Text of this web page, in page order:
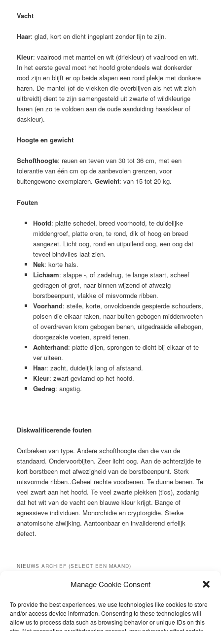
Manage Cookie Consent
To provide the best experiences, we use technologies like cookies to store
and/or access device information. Consenting to these technologies will
allow us to process data such as browsing behavior or unique IDs on this
Vacht
Haar: glad, kort en dicht ingeplant zonder fijn te zijn.
Kleur: vaalrood met mantel en wit (driekleur) of vaalrood en wit.
In het eerste geval moet het hoofd grotendeels wat donkerder
rood zijn en blijft er op beide slapen een rond plekje met donkere
haren. De mantel (of de vlekken die overblijven als het wit zich
uitbreidt) dient te zijn samengesteld uit zwarte of wildkleurige
haren (en zo te voldoen aan de oude aanduiding haaskleur of
daskleur).
Hoogte en gewicht
Schofthoogte: reuen en teven van 30 tot 36 cm, met een
tolerantie van één cm op de aanbevolen grenzen, voor
buitengewone exemplaren.Gewicht: van 15 tot 20 kg.
Fouten
Hoofd: platte schedel, breed voorhoofd, te duidelijke
middengroef, platte oren, te rond, dik of hoog en breed
aangezet. Licht oog, rond en uitpuilend oog, een oog dat
teveel bindvlies laat zien.
Nek: korte hals.
Lichaam: slappe -, of zadelrug, te lange staart, scheef
gedragen of grof, naar binnen wijzend of afwezig
borstbeenpunt, vlakke of misvormde ribben.
Voorhand: steile, korte, onvoldoende gespierde schouders,
polsen die elkaar raken, naar buiten gebogen middenvoeten
of overdreven krom gebogen benen, uitgedraaide ellebogen,
doorgezakte voeten, spreid tenen.
Achterhand: platte dijen, sprongen te dicht bij elkaar of te
ver uiteen.
Haar: zacht, duidelijk lang of afstaand.
Kleur: zwart gevlamd op het hoofd.
Gedrag: angstig.
Diskwalificerende fouten
Ontbreken van type. Andere schofthoogte dan die van de
standaard. Ondervoorbijten. Zeer licht oog. Aan de achterzijde te
kort borstbeen met afwezigheid van de borstbeenpunt. Sterk
misvormde ribben..Geheel rechte voorbenen. Te dunne benen. Te
veel zwart aan het hoofd. Te veel zwarte plekken (tics), zodanig
dat het wit van de vacht een blauwe kleur krijgt. Bange of
agressieve individuen. Monorchidie en cryptorgidie. Sterke
anatomische afwijking. Aantoonbaar en invaliderend erfelijk
defect.
NIEUWS ARCHIEF (SELECT EEN MAAND)
een
maand)
LAATSTE BERICHTEN
Jonge Hondendag 20 september 2026 in Soest
Pups verwacht